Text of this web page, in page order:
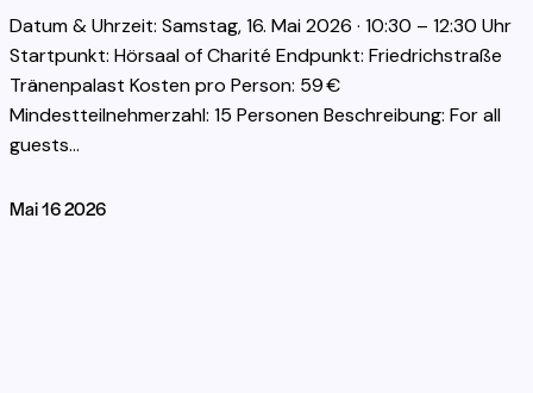
Datum & Uhrzeit: Samstag, 16. Mai 2026 · 10:30 – 12:30 Uhr
Startpunkt: Hörsaal of Charité Endpunkt: Friedrichstraße
Tränenpalast Kosten pro Person: 59 €
Mindestteilnehmerzahl: 15 Personen Beschreibung: For all
guests…
Mai162026